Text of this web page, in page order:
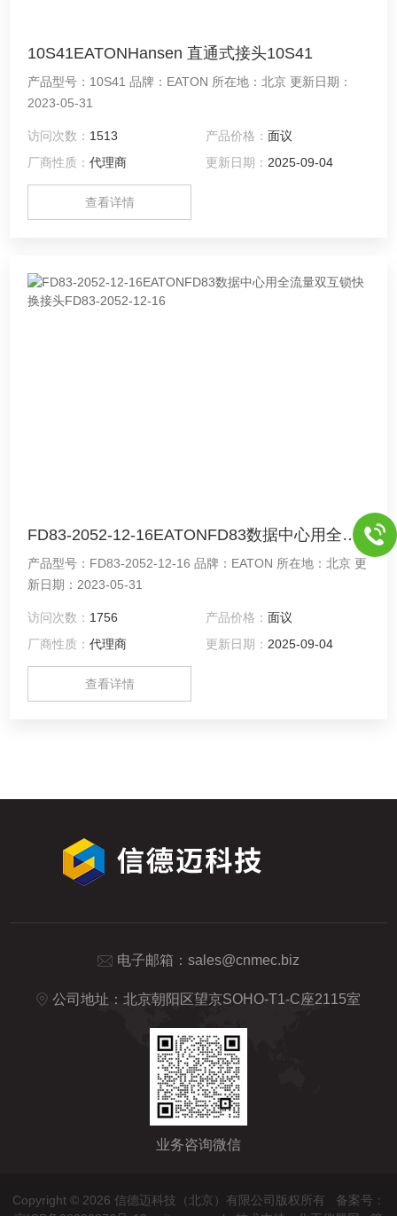
10S41EATONHansen 直通式接头10S41
产品型号：10S41 品牌：EATON 所在地：北京 更新日期：
2023-05-31
访问次数： 1513 产品价格： 面议
厂商性质：代理商 更新日期： 2025-09-04
查看详情
FD83-2052-12-16EATONFD83数据中心用全流量双互锁快换接头FD83-2052-12-16
产品型号：FD83-2052-12-16 品牌：EATON 所在地：北京 更
新日期：2023-05-31
访问次数： 1756 产品价格： 面议
厂商性质：代理商 更新日期： 2025-09-04
查看详情
电子邮箱： sales@cnmec.biz
公司地址：北京朝阳区望京SOHO-T1-C座2115室
业务咨询微信
Copyright © 2026 信德迈科技（北京）有限公司版权所有 备案号：